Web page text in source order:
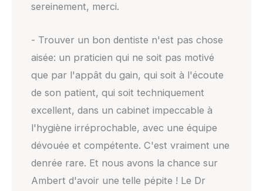
sereinement, merci.
- Trouver un bon dentiste n'est pas chose
aisée: un praticien qui ne soit pas motivé
que par l'appât du gain, qui soit à l'écoute
de son patient, qui soit techniquement
excellent, dans un cabinet impeccable à
l'hygiène irréprochable, avec une équipe
dévouée et compétente. C'est vraiment une
denrée rare. Et nous avons la chance sur
Ambert d'avoir une telle pépite ! Le Dr